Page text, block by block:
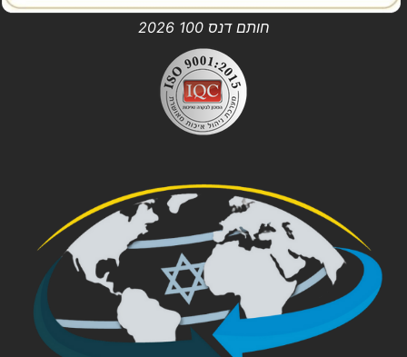
חותם דנס 100 2026